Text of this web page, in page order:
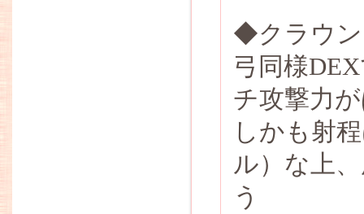
◆クラウン
弓同様
チ攻撃力
しかも射
ル）な上
う